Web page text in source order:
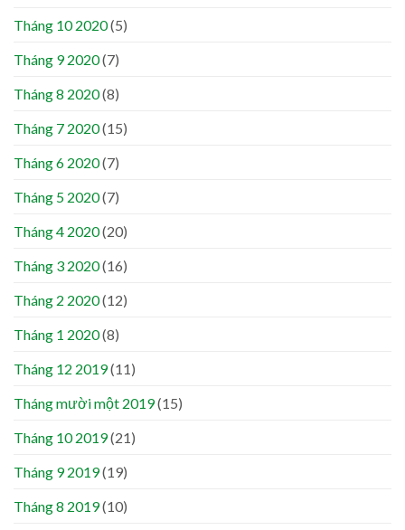
Tháng 10 2020(5)
Tháng 9 2020(7)
Tháng 8 2020(8)
Tháng 7 2020(15)
Tháng 6 2020(7)
Tháng 5 2020(7)
Tháng 4 2020(20)
Tháng 3 2020(16)
Tháng 2 2020(12)
Tháng 1 2020(8)
Tháng 12 2019(11)
Tháng mười một 2019(15)
Tháng 10 2019(21)
Tháng 9 2019(19)
Tháng 8 2019(10)